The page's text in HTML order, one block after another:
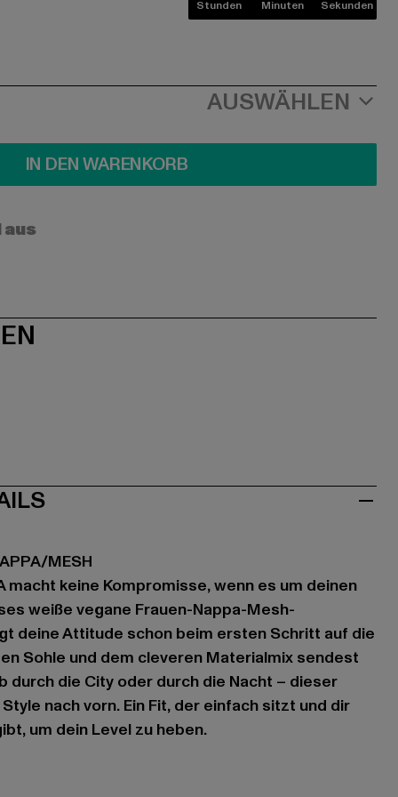
Stunden Minuten Sekunden
AUSWÄHLEN
IN DEN WARENKORB
MESH
macht keine Kompromisse, wenn es um deinen
weiße vegane Frauen-Nappa-Mesh-
deine Attitude schon beim ersten Schritt auf die
Sohle und dem cleveren Materialmix sendest
durch die City oder durch die Nacht – dieser
nach vorn. Ein Fit, der einfach sitzt und dir
um dein Level zu heben.